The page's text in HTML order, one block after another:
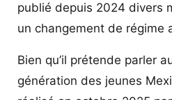
publié depuis 2024 divers
un changement de régime
Bien qu’il prétende parler
génération des jeunes